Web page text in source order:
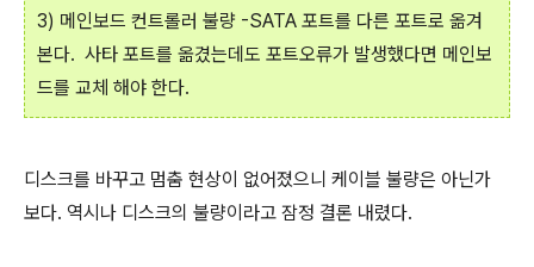
3) 메인보드 컨트롤러 불량 -SATA 포트를 다른 포트로 옮겨
본다. 사타 포트를 옮겼는데도 포트오류가 발생했다면 메인보
드를 교체 해야 한다.
디스크를 바꾸고 멈춤 현상이 없어졌으니 케이블 불량은 아닌가
보다. 역시나 디스크의 불량이라고 잠정 결론 내렸다.